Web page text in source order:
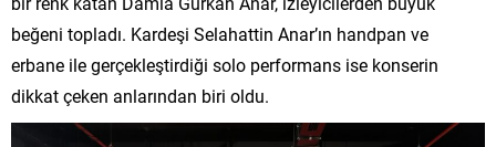
beğeni topladı. Kardeşi Selahattin Anar’ın handpan ve
erbane ile gerçekleştirdiği solo performans ise konserin
dikkat çeken anlarından biri oldu.